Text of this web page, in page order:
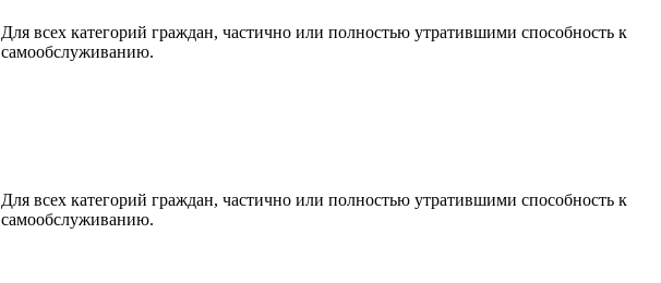
Для всех категорий граждан, частично или полностью утратившими способность к
самообслуживанию.
Для всех категорий граждан, частично или полностью утратившими способность к
самообслуживанию.